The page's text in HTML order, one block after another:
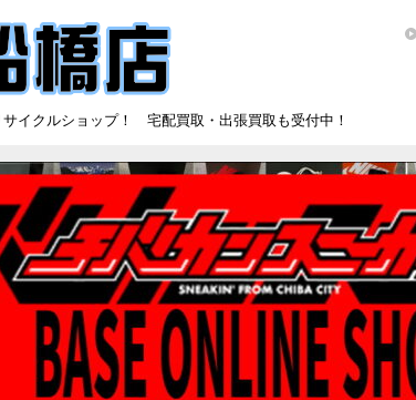
イクルショップ！ 宅配買取・出張買取も受付中！